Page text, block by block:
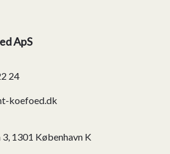
ApS
24
koefoed.dk
1301 København K